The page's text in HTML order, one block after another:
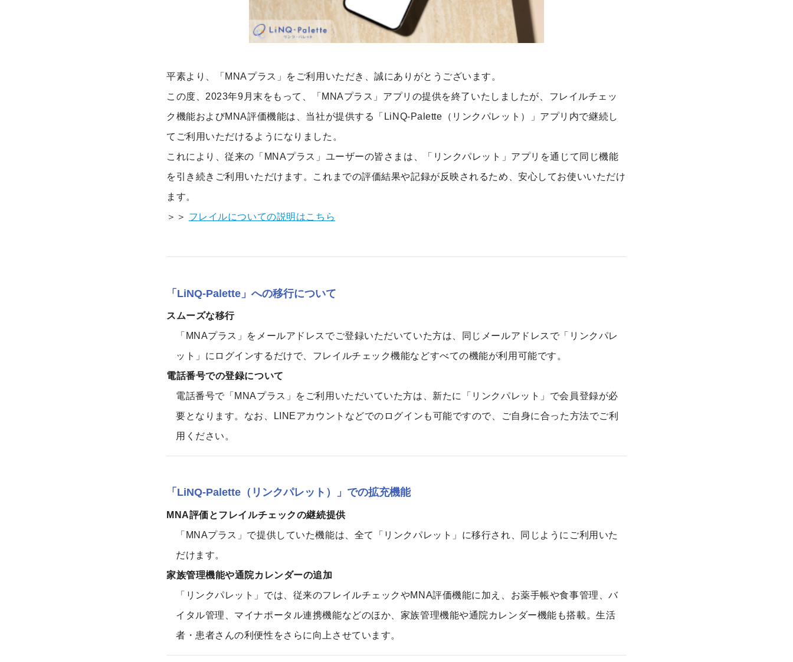
平素より、「MNAプラス」をご利用いただき、誠にありがとうございます。
この度、2023年9月末をもって、「MNAプラス」アプリの提供を終了いたしましたが、フレイルチェッ
ク機能およびMNA評価機能は、当社が提供する「LiNQ-Palette（リンクパレット）」アプリ内で継続し
てご利用いただけるようになりました。
これにより、従来の「MNAプラス」ユーザーの皆さまは、「リンクパレット」アプリを通じて同じ機能
を引き続きご利用いただけます。これまでの評価結果や記録が反映されるため、安心してお使いいただけ
ます。
＞＞ フレイルについての説明はこちら
「LiNQ-Palette」への移行について
スムーズな移行
「MNAプラス」をメールアドレスでご登録いただいていた方は、同じメールアドレスで「リンクパレ
ット」にログインするだけで、フレイルチェック機能などすべての機能が利用可能です。
電話番号での登録について
電話番号で「MNAプラス」をご利用いただいていた方は、新たに「リンクパレット」で会員登録が必
要となります。なお、LINEアカウントなどでのログインも可能ですので、ご自身に合った方法でご利
用ください。
「LiNQ-Palette（リンクパレット）」での拡充機能
MNA評価とフレイルチェックの継続提供
「MNAプラス」で提供していた機能は、全て「リンクパレット」に移行され、同じようにご利用いた
だけます。
家族管理機能や通院カレンダーの追加
「リンクパレット」では、従来のフレイルチェックやMNA評価機能に加え、お薬手帳や食事管理、バ
イタル管理、マイナポータル連携機能などのほか、家族管理機能や通院カレンダー機能も搭載。生活
者・患者さんの利便性をさらに向上させています。